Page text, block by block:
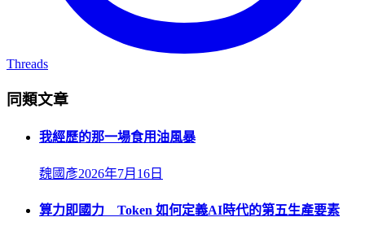
Threads
同類文章
我經歷的那一場食用油風暴
魏國彥2026年7月16日
算力即國力 Token 如何定義AI時代的第五生產要素